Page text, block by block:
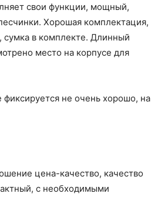
свои функции, мощный,
Хорошая комплектация,
сумка в комплекте. Длинный
место на корпусе для
фиксируется не очень хорошо, на
цена-качество, качество
с необходимыми